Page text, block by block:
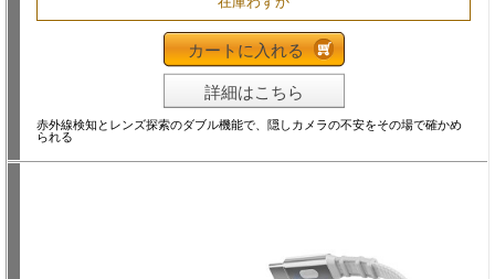
カートに入れる
詳細はこちら
赤外線検知とレンズ探索のダブル機能で、隠しカメラの不安をその場で確かめ
られる